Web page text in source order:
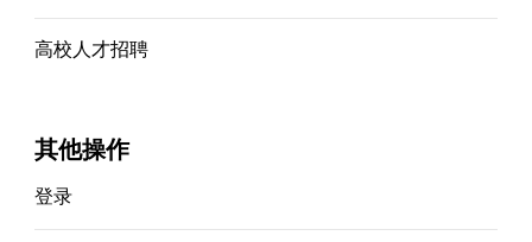
高校人才招聘
其他操作
登录